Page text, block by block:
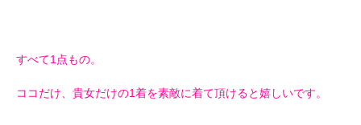
すべて1点もの。
ココだけ、貴女だけの1着を素敵に着て頂けると嬉しいです。